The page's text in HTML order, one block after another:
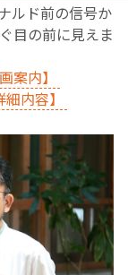
ルド前の信号か
目の前に見えま
案内】
内容】